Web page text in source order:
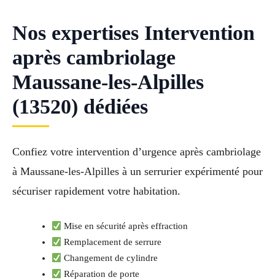
Nos expertises Intervention
après cambriolage
Maussane-les-Alpilles
(13520) dédiées
Confiez votre intervention d’urgence après cambriolage
à Maussane-les-Alpilles à un serrurier expérimenté pour
sécuriser rapidement votre habitation.
Mise en sécurité après effraction
Remplacement de serrure
Changement de cylindre
Réparation de porte